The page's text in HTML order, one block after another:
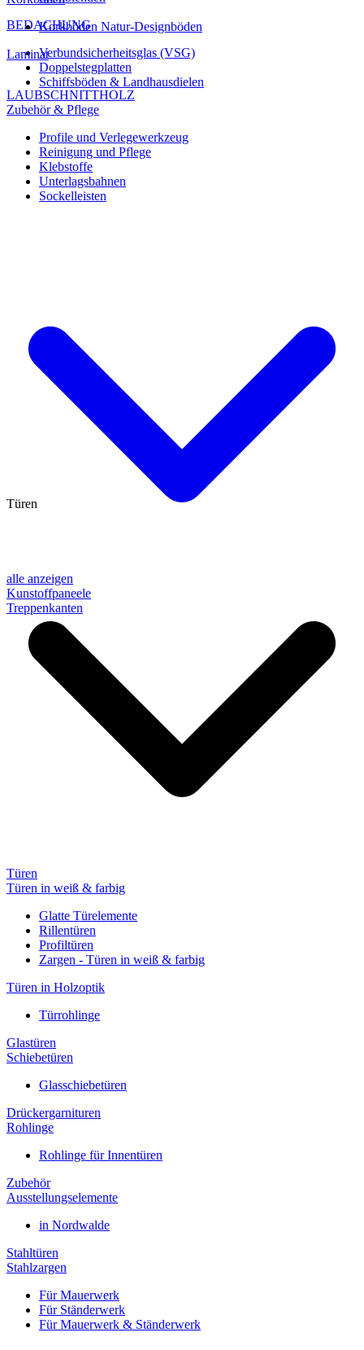
BEDACHUNG
Verbundsicherheitsglas (VSG)
Doppelstegplatten
LAUBSCHNITTHOLZ
Korkböden Natur-Designböden
Laminat
Schiffsböden & Landhausdielen
Zubehör & Pflege
Profile und Verlegewerkzeug
Reinigung und Pflege
Klebstoffe
Unterlagsbahnen
Sockelleisten
alle anzeigen
Kunstoffpaneele
Treppenkanten
Türen
Türen
Türen in weiß & farbig
Glatte Türelemente
Rillentüren
Profiltüren
Zargen - Türen in weiß & farbig
Türen in Holzoptik
Türrohlinge
Glastüren
Schiebetüren
Glasschiebetüren
Drückergarnituren
Rohlinge
Rohlinge für Innentüren
Zubehör
Ausstellungselemente
in Nordwalde
Stahltüren
Stahlzargen
Für Mauerwerk
Für Ständerwerk
Für Mauerwerk & Ständerwerk